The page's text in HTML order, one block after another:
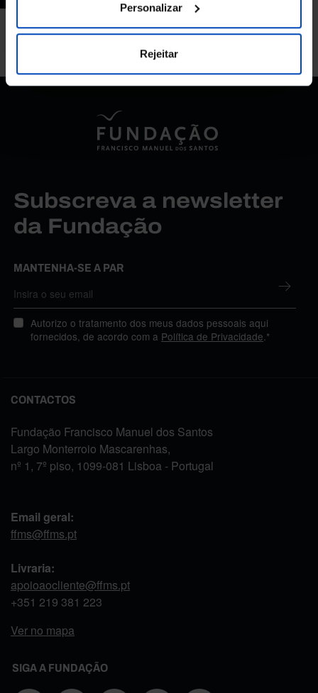
Personalizar
Rejeitar
Subscreva a newsletter
da Fundação
MANTENHA-SE A PAR
Autorizo o tratamento dos meus dados pessoais aqui
fornecidos, de acordo com a Política de Privacidade .*
CONTACTOS
Fundação Francisco Manuel dos Santos
Largo Monterroio Mascarenhas,
nº 1, 7º piso, 1099-081 Lisboa - Portugal
Email geral:
ffms@ffms.pt
Livraria:
apoioaocliente@ffms.pt
+351 219 381 223
Ver no mapa
SIGA A FUNDAÇÃO